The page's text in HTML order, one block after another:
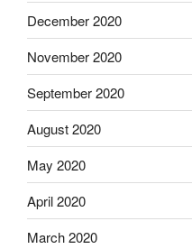
December 2020
November 2020
September 2020
August 2020
May 2020
April 2020
March 2020